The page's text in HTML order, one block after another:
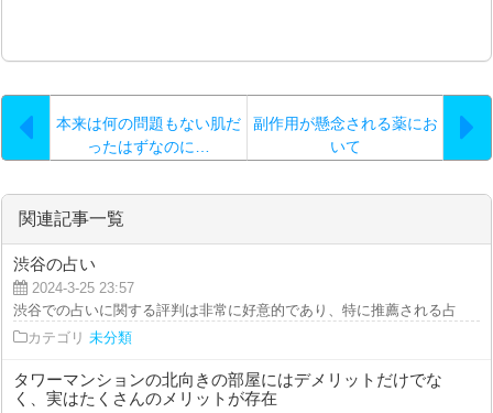
本来は何の問題もない肌だ
ったはずなのに…
副作用が懸念される薬にお
いて
関連記事一覧
渋谷の占い
2024-3-25 23:57
渋谷での占いに関する評判は非常に好意的であり、特に推薦される占い師
カテゴリ 未分類
タワーマンションの北向きの部屋にはデメリットだけでな
く、実はたくさんのメリットが存在